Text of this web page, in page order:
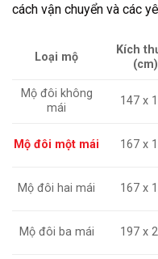
cách vận chuyển và các
Loại mộ
Kích
(cm)
Mộ đôi không
mái
147 x
Mộ đôi một mái 167 x
Mộ đôi hai mái 167 x
Mộ đôi ba mái 197 x